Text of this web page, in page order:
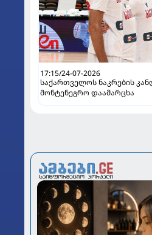
17:15/24-07-2026
საქართველოს ნაკრების
მონტენეგრო დაამარცხა